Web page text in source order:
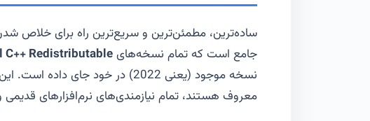
ساده‌ترین، مطمئن‌ترین و سریع‌ترین راه برای خلاص
جامع است که تمام نسخه‌هایC++ Redistributable
نسخه موجود (یعنی 2022) در خود جای داده است. این پکیج‌ها که به
معروف هستند، تمام نیازمندی‌های نرم‌افزارهای